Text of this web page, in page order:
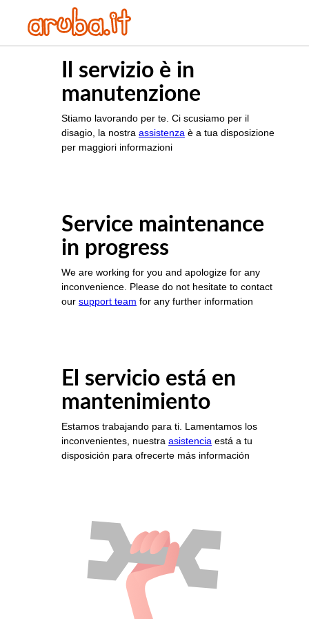
Il servizio è in
manutenzione
Stiamo lavorando per te. Ci scusiamo per il
disagio, la nostra assistenza è a tua disposizione
per maggiori informazioni
Service maintenance
in progress
We are working for you and apologize for any
inconvenience. Please do not hesitate to contact
our support team for any further information
El servicio está en
mantenimiento
Estamos trabajando para ti. Lamentamos los
inconvenientes, nuestra asistencia está a tu
disposición para ofrecerte más información